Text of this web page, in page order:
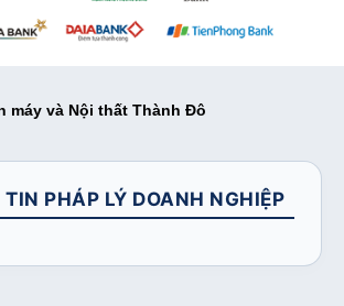
máy và Nội thất Thành Đô
TIN PHÁP LÝ DOANH NGHIỆP